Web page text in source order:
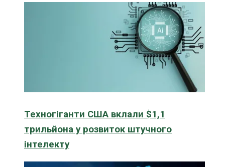
Техногіганти США вклали $1,1
трильйона у розвиток штучного
інтелекту